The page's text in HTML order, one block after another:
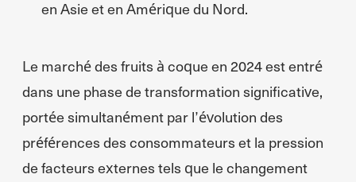
en Asie et en Amérique du Nord.
Le marché des fruits à coque en 2024 est entré
dans une phase de transformation significative,
portée simultanément par l’évolution des
préférences des consommateurs et la pression
de facteurs externes tels que le changement